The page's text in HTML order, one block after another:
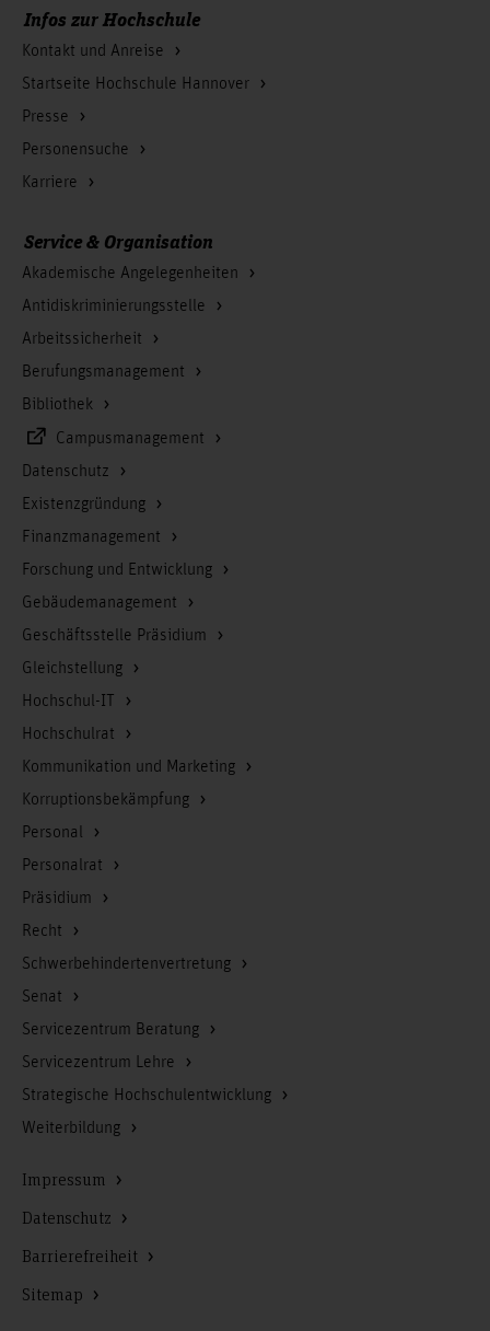
Infos zur Hochschule
Kontakt und Anreise
Startseite Hochschule Hannover
Presse
Personensuche
Karriere
Service & Organisation
Akademische Angelegenheiten
Antidiskriminierungsstelle
Arbeitssicherheit
Berufungsmanagement
Bibliothek
Campusmanagement
Datenschutz
Existenzgründung
Finanzmanagement
Forschung und Entwicklung
Gebäudemanagement
Geschäftsstelle Präsidium
Gleichstellung
Hochschul-IT
Hochschulrat
Kommunikation und Marketing
Korruptionsbekämpfung
Personal
Personalrat
Präsidium
Recht
Schwerbehindertenvertretung
Senat
Servicezentrum Beratung
Servicezentrum Lehre
Strategische Hochschulentwicklung
Weiterbildung
Impressum
Datenschutz
Barrierefreiheit
Sitemap